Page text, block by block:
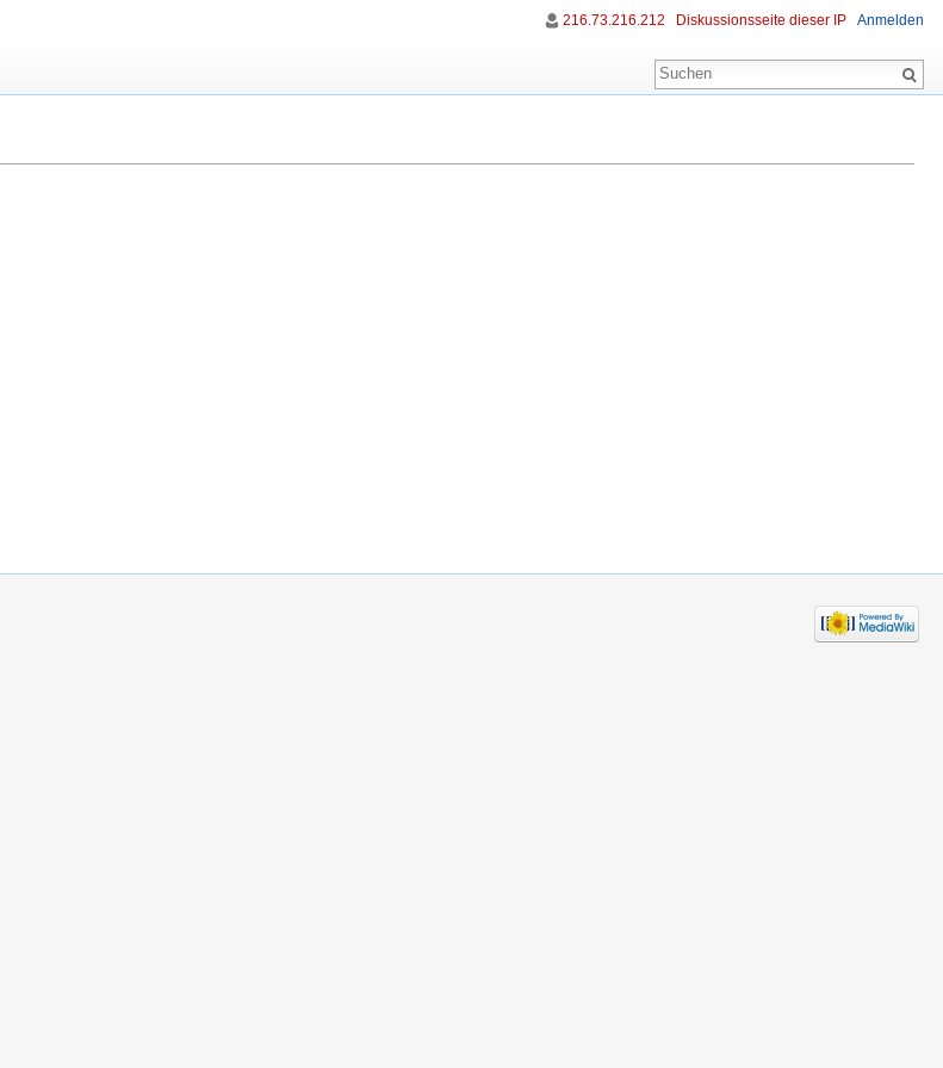
216.73.216.212 Diskussionsseite dieser IP Anmelden